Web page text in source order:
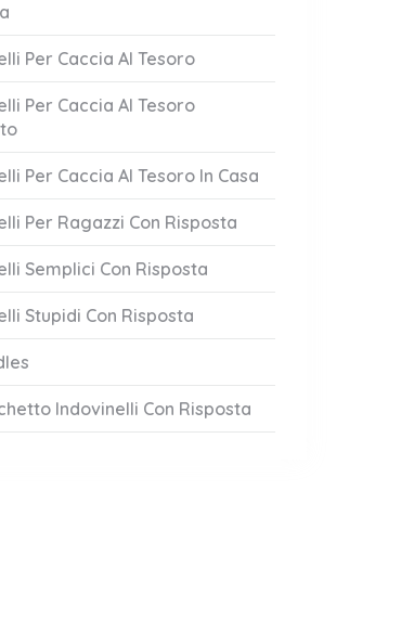
1 Answer
Per Caccia Al Tesoro
Per Caccia Al Tesoro
Per Caccia Al Tesoro In Casa
Per Ragazzi Con Risposta
Semplici Con Risposta
Stupidi Con Risposta
Indovinelli Con Risposta